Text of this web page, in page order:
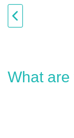
What